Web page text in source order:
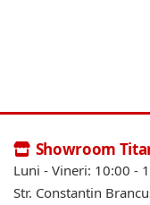
Showroom
Luni - Vineri: 10:00 -
Str. Constantin